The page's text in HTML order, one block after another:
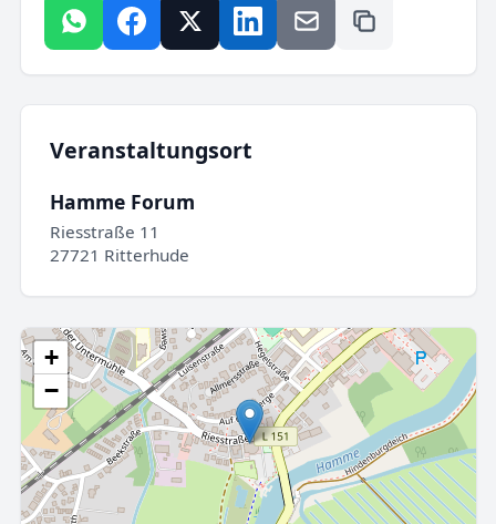
Veranstaltungsort
Hamme Forum
Riesstraße 11
27721 Ritterhude
+
−